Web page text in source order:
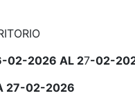
02-2026 AL 27-02-
27-02-2026